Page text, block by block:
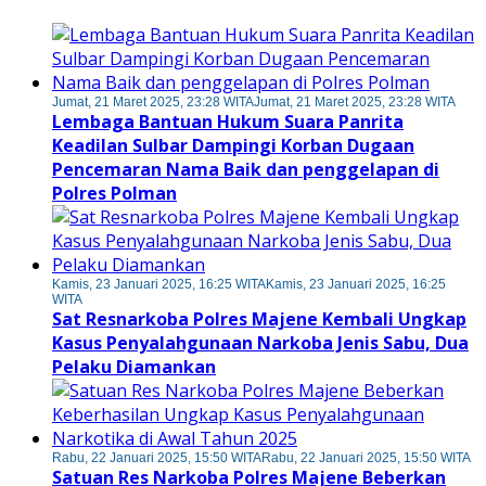
Jumat, 21 Maret 2025, 23:28 WITAJumat, 21 Maret 2025, 23:28 WITA
Lembaga Bantuan Hukum Suara Panrita
Keadilan Sulbar Dampingi Korban Dugaan
Pencemaran Nama Baik dan penggelapan di
Polres Polman
Kamis, 23 Januari 2025, 16:25 WITAKamis, 23 Januari 2025, 16:25
WITA
Sat Resnarkoba Polres Majene Kembali Ungkap
Kasus Penyalahgunaan Narkoba Jenis Sabu, Dua
Pelaku Diamankan
Rabu, 22 Januari 2025, 15:50 WITARabu, 22 Januari 2025, 15:50 WITA
Satuan Res Narkoba Polres Majene Beberkan